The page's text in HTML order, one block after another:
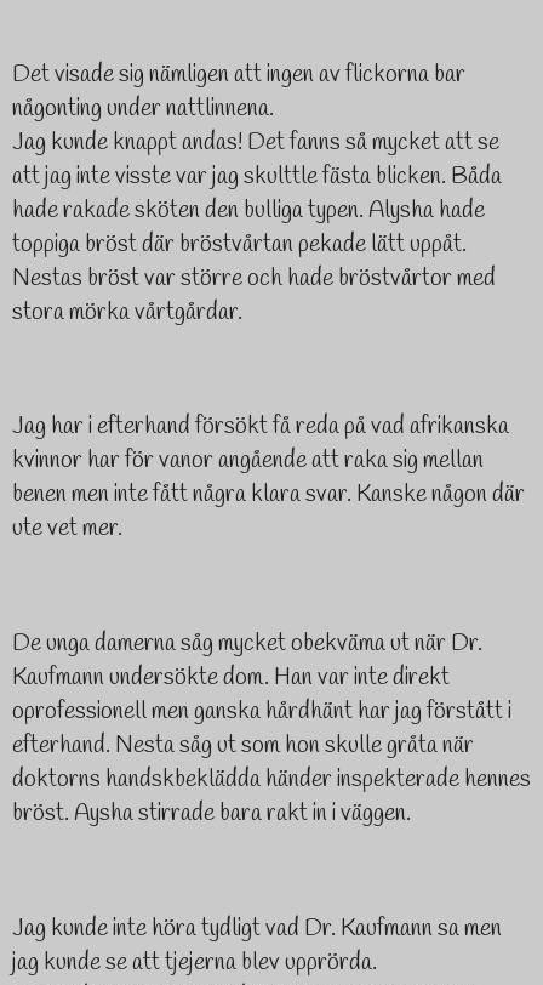
Det visade sig nämligen att ingen av flickorna bar
någonting under nattlinnena.
Jag kunde knappt andas! Det fanns så mycket att se
att jag inte visste var jag skulttle fästa blicken. Båda
hade rakade sköten den bulliga typen. Alysha hade
toppiga bröst där bröstvårtan pekade lätt uppåt.
Nestas bröst var större och hade bröstvårtor med
stora mörka vårtgårdar.
Jag har i efterhand försökt få reda på vad afrikanska
kvinnor har för vanor angående att raka sig mellan
benen men inte fått några klara svar. Kanske någon där
ute vet mer.
De unga damerna såg mycket obekväma ut när Dr.
Kaufmann undersökte dom. Han var inte direkt
oprofessionell men ganska hårdhänt har jag förstått i
efterhand. Nesta såg ut som hon skulle gråta när
doktorns handskbeklädda händer inspekterade hennes
bröst. Aysha stirrade bara rakt in i väggen.
Jag kunde inte höra tydligt vad Dr. Kaufmann sa men
jag kunde se att tjejerna blev upprörda.